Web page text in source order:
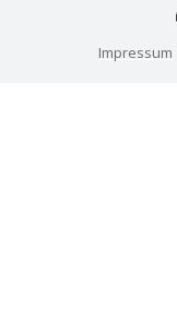
Impressum